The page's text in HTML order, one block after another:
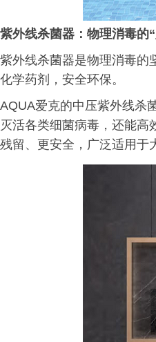
紫外线杀菌器：物理消毒的
紫外线杀菌器是物理消毒的
化学药剂，安全环保。
AQUA爱克的中压紫外线杀
灭活各类细菌病毒，还能高
残留、更安全，广泛适用于